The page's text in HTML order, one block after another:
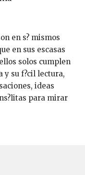
en sus escasas
solos cumplen
y su f?cil lectura,
ideas
para mirar